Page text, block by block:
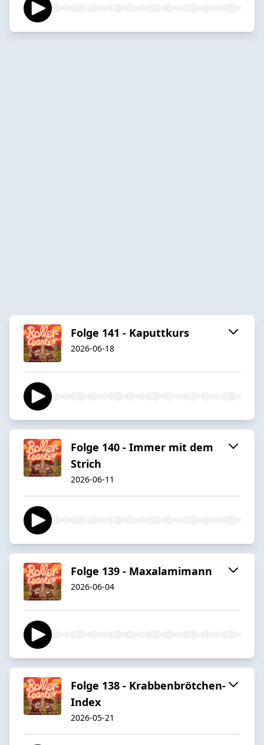
Folge 141 - Kaputtkurs
2026-06-18
Folge 140 - Immer mit dem
Strich
2026-06-11
Folge 139 - Maxalamimann
2026-06-04
Folge 138 - Krabbenbrötchen-
Index
2026-05-21